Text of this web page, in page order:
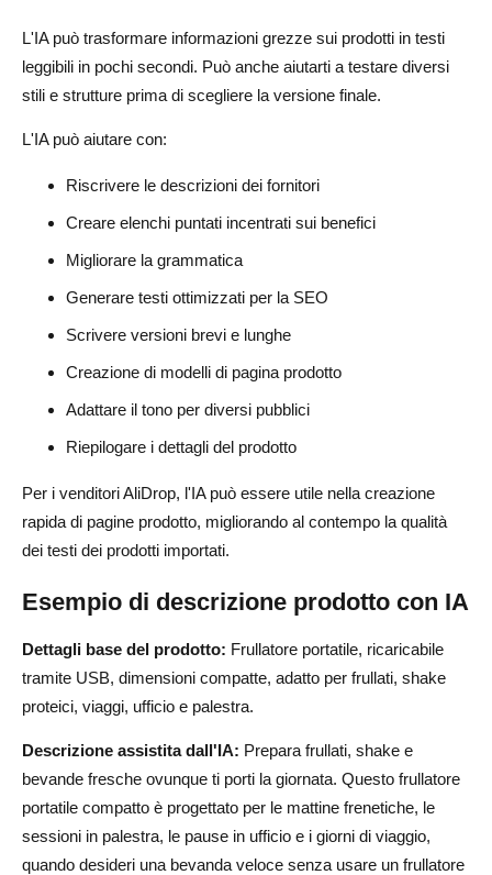
L'IA può trasformare informazioni grezze sui prodotti in testi
leggibili in pochi secondi. Può anche aiutarti a testare diversi
stili e strutture prima di scegliere la versione finale.
L'IA può aiutare con:
Riscrivere le descrizioni dei fornitori
Creare elenchi puntati incentrati sui benefici
Migliorare la grammatica
Generare testi ottimizzati per la SEO
Scrivere versioni brevi e lunghe
Creazione di modelli di pagina prodotto
Adattare il tono per diversi pubblici
Riepilogare i dettagli del prodotto
Per i venditori AliDrop, l'IA può essere utile nella creazione
rapida di pagine prodotto, migliorando al contempo la qualità
dei testi dei prodotti importati.
Esempio di descrizione prodotto con IA
Dettagli base del prodotto: Frullatore portatile, ricaricabile
tramite USB, dimensioni compatte, adatto per frullati, shake
proteici, viaggi, ufficio e palestra.
Descrizione assistita dall'IA: Prepara frullati, shake e
bevande fresche ovunque ti porti la giornata. Questo frullatore
portatile compatto è progettato per le mattine frenetiche, le
sessioni in palestra, le pause in ufficio e i giorni di viaggio,
quando desideri una bevanda veloce senza usare un frullatore